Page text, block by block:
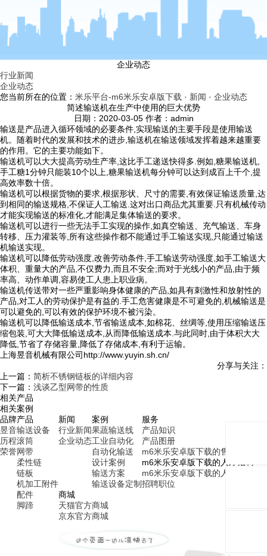
企业动态
行业新闻
企业动态
您当前所在的位置： 米乐平台-m6米乐安卓版下载 · 新闻 · 企业动态
简述输送机在生产中使用的巨大优势
日期：2020-03-05 作者：admin
输送是产品进入循环领域的必要条件,实现输送的主要手段是使用输送
机。随着时代的发展和技术的进步,输送机在输送领域发挥着越来越重要
的作用。它的主要功能如下。
输送机可以大大提高劳动生产率,这比手工递送快得多.例如,糖果输送机,
手工糖1分钟只能装10个以上,糖果输送机每分钟可以达到成百上千个,提
高效率数十倍。
输送机可以根据货物的要求,根据形状、尺寸的需要,有效保证输送质量,达
到相同的输送规格,不保证人工输送.这对出口商品尤其重要.只有机械传动
才能实现输送的标准化,才能满足集体输送的要求。
输送机可以进行一些无法手工实现的操作,如真空输送、充气输送、车身
转移、压力灌装等,所有这些操作都不能通过手工输送实现,只能通过输送
机输送实现。
输送机可以降低劳动强度,改善劳动条件,手工输送劳动强度,如手工输送大
体积、重量大的产品,不仅费力,而且不安全;而对于光线小的产品,由于频
率高、动作单调,容易使工人患上职业病。
输送机传送带对一些严重影响身体健康的产品,如具有刺激性和放射性的
产品,对工人的劳动保护是有益的.手工危害健康是不可避免的,机械输送是
可以避免的,可以有效的保护环境不被污染。
输送机可以降低输送成本,节省输送成本,如棉花、丝绸等,使用压缩输送压
缩包装,可大大降低输送成本,从而降低输送成本.与此同时,由于体积大大
降低,节省了存储容量,降低了存储成本,有利于运输。
上海昱音机械有限公司http://www.yuyin.sh.cn/
分享与关注：
上一篇： 简析不锈钢链板的详细内容
下一篇： 浅谈乙型网带的性质
相关产品
相关案例
品牌
昱音
历程
荣誉
产品
输送设备
滚筒
网带
柔性链
链板
机加工附件
配件
脚蹄
新闻
行业新闻
企业动态
案例
果蔬输送线
工业自动化
自动化输送
设计案例
输送方案
输送设备定制
服务
产品知识
产品图册
m6米乐安卓版下载的售后服务
m6米乐安卓版下载的人才招聘
m6米乐安卓版下载的人才理念
招聘职位
商城
天猫官方商城
京东官方商城